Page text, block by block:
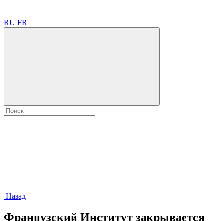
RU FR
Назад
Французский Институт закрывается